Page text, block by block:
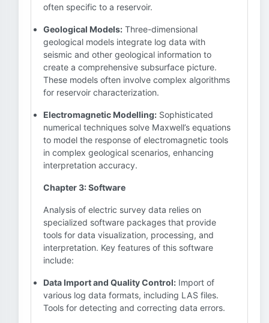
often specific to a reservoir.
Geological Models: Three-dimensional
geological models integrate log data with
seismic and other geological information to
create a comprehensive subsurface picture.
These models often involve complex algorithms
for reservoir characterization.
Electromagnetic Modelling: Sophisticated
numerical techniques solve Maxwell’s equations
to model the response of electromagnetic tools
in complex geological scenarios, enhancing
interpretation accuracy.
Chapter 3: Software
Analysis of electric survey data relies on
specialized software packages that provide
tools for data visualization, processing, and
interpretation. Key features of this software
include:
Data Import and Quality Control: Import of
various log data formats, including LAS files.
Tools for detecting and correcting data errors.